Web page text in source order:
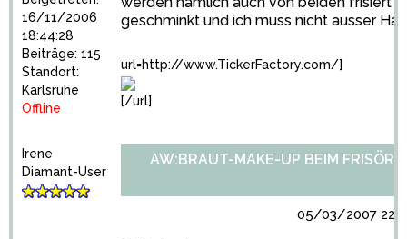
16/11/2006
18:44:28
Beiträge: 115
Standort:
Karlsruhe
Offline
geschminkt und ich muss nicht ausser
url=http://www.TickerFactory.com/]
[/url]
Irene
Diamant-User
AW:BRAUT-MAKE-UP BEIM FRISÖR?
05/03/2007